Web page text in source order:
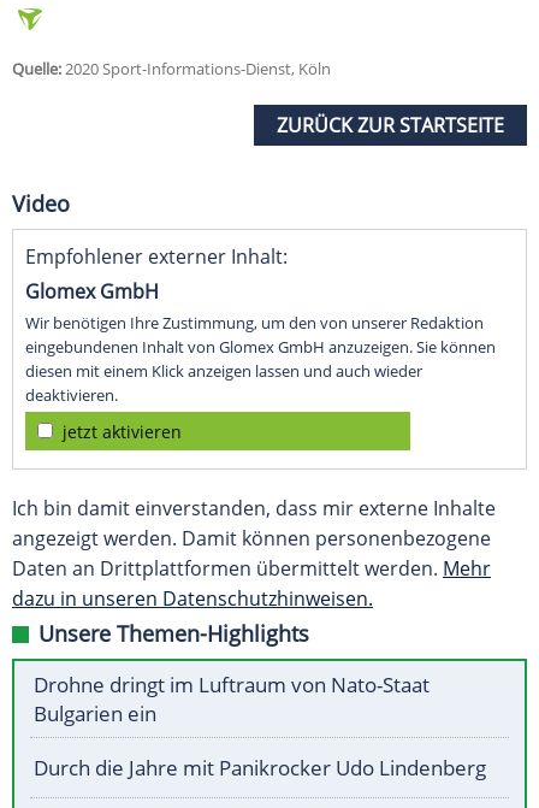
Quelle:2020 Sport-Informations-Dienst, Köln
ZURÜCK ZUR STARTSEITE
Video
Empfohlener externer Inhalt:
Glomex GmbH
Wir benötigen Ihre Zustimmung, um den von unserer Redaktion
eingebundenen Inhalt von Glomex GmbH anzuzeigen. Sie können
diesen mit einem Klick anzeigen lassen und auch wieder
deaktivieren.
jetzt aktivieren
Ich bin damit einverstanden, dass mir externe Inhalte
angezeigt werden. Damit können personenbezogene
Daten an Drittplattformen übermittelt werden. Mehr
dazu in unseren Datenschutzhinweisen.
Unsere Themen-Highlights
Drohne dringt im Luftraum von Nato-Staat
Bulgarien ein
Durch die Jahre mit Panikrocker Udo Lindenberg